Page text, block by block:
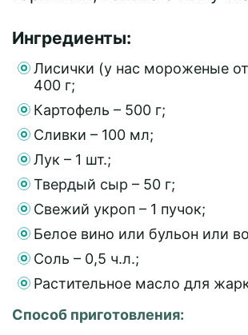
Ингредиенты:
Лисички (у нас мороженые
400 г;
Картофель – 500 г;
Сливки – 100 мл;
Лук – 1 шт.;
Твердый сыр – 50 г;
Свежий укроп – 1 пучок;
Белое вино или бульон или
Соль – 0,5 ч.л.;
Растительное масло для
Способ приготовления: